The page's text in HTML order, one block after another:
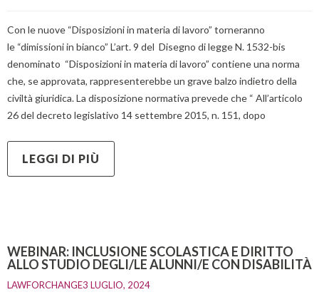
Con le nuove “Disposizioni in materia di lavoro” torneranno
le “dimissioni in bianco” L’art. 9 del Disegno di legge N. 1532-bis
denominato “Disposizioni in materia di lavoro” contiene una norma
che, se approvata, rappresenterebbe un grave balzo indietro della
civiltà giuridica. La disposizione normativa prevede che “ All’articolo
26 del decreto legislativo 14 settembre 2015, n. 151, dopo
LEGGI DI PIÙ
WEBINAR: INCLUSIONE SCOLASTICA E DIRITTO
ALLO STUDIO DEGLI/LE ALUNNI/E CON DISABILITÀ
LAWFORCHANGE3 LUGLIO, 2024